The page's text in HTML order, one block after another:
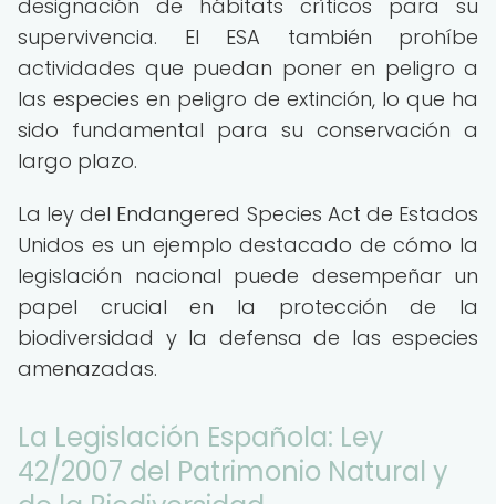
designación de hábitats críticos para su
supervivencia. El ESA también prohíbe
actividades que puedan poner en peligro a
las especies en peligro de extinción, lo que ha
sido fundamental para su conservación a
largo plazo.
La ley del Endangered Species Act de Estados
Unidos es un ejemplo destacado de cómo la
legislación nacional puede desempeñar un
papel crucial en la protección de la
biodiversidad y la defensa de las especies
amenazadas.
La Legislación Española: Ley
42/2007 del Patrimonio Natural y